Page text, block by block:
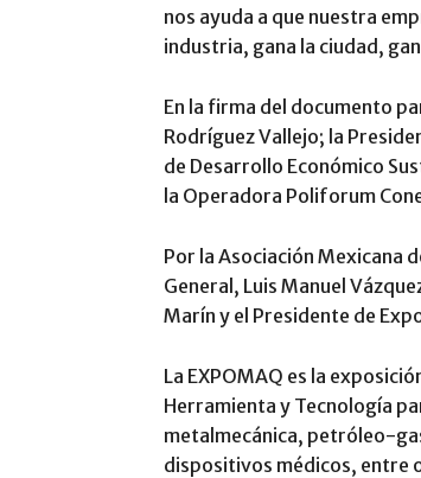
nos ayuda a que nuestra
industria, gana la ciudad,
En la firma del documento
Rodríguez Vallejo; la
de Desarrollo Económico
la Operadora Poliforum
Por la Asociación Mexicana
General, Luis Manuel
Marín y el Presidente de
La EXPOMAQ es la
Herramienta y Tecnología
metalmecánica, petróleo-
dispositivos médicos, entre